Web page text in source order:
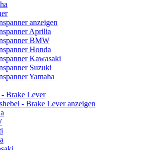
anzeigen
Aprilia
BMW
Honda
Kawasaki
Suzuki
Yamaha
- Brake Lever
- Brake Lever anzeigen